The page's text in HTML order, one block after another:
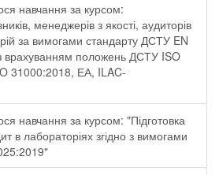
навчання за курсом:
менеджерів з якості, аудиторів
за вимогами стандарту ДСТУ EN
врахуванням положень ДСТУ ISO
31000:2018, ЕА, ILAC-
навчання за курсом: "Підготовка
в лабораторіях згідно з вимогами